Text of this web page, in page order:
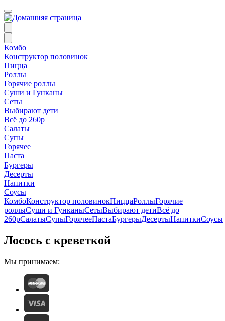
Комбо
Конструктор половинок
Пицца
Роллы
Горячие роллы
Суши и Гунканы
Сеты
Выбирают дети
Всё до 260р
Салаты
Супы
Горячее
Паста
Бургеры
Десерты
Напитки
Соусы
КомбоКонструктор половинокПиццаРоллыГорячие
роллыСуши и ГунканыСетыВыбирают детиВсё до
260рСалатыСупыГорячееПастаБургерыДесертыНапиткиСоусы
Лосось с креветкой
Мы принимаем: